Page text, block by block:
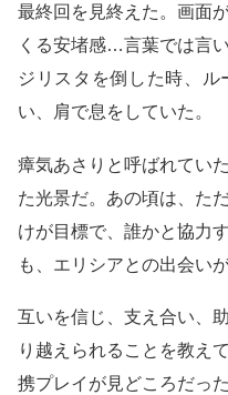
最終回を見終えた。画面
くる安堵感…言葉では言
ジリスタを倒した時、
い、肩で息をしていた。
瘴気あさりと呼ばれてい
た光景だ。あの頃は、た
けが目標で、誰かと協力
も、エリシアとの出会い
互いを信じ、支え合い、
り越えられることを教え
携プレイが見どころだっ